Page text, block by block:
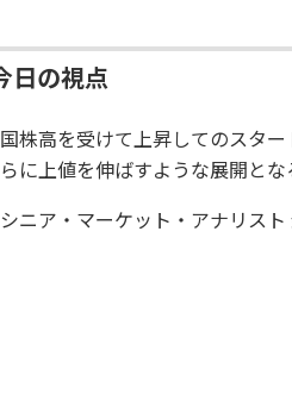
日の視点
株高を受けて上昇してのスタ
に上値を伸ばすような展開とな
ニア・マーケット・アナリスト